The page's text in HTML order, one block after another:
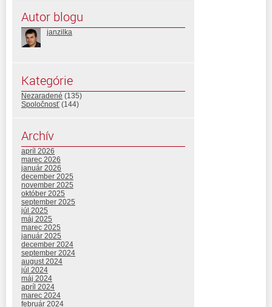
Autor blogu
janzilka
Kategórie
Nezaradené (135)
Spoločnosť (144)
Archív
apríl 2026
marec 2026
január 2026
december 2025
november 2025
október 2025
september 2025
júl 2025
máj 2025
marec 2025
január 2025
december 2024
september 2024
august 2024
júl 2024
máj 2024
apríl 2024
marec 2024
február 2024